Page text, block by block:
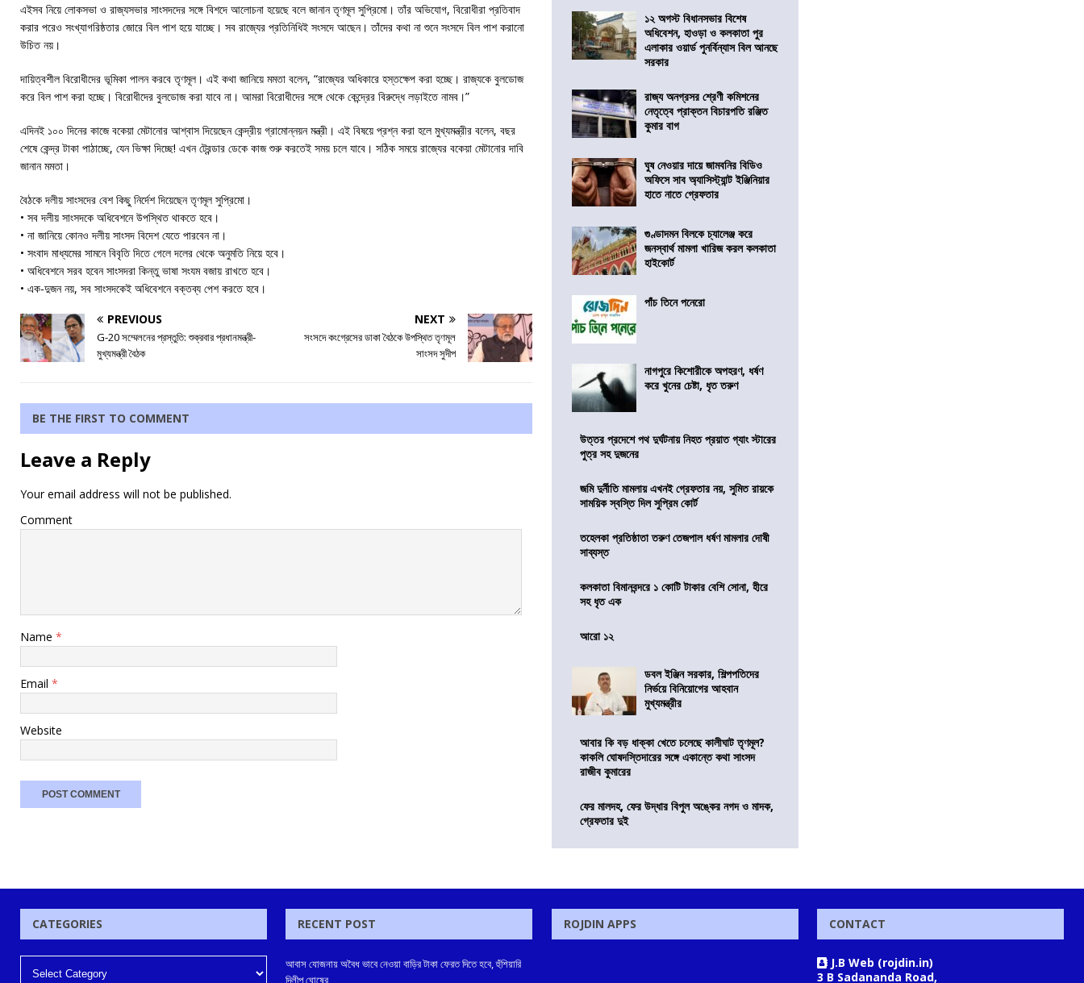
এইসব নিয়ে লোকসভা ও রাজ্যসভার সাংসদদের সঙ্গে বিশদে আলোচনা হয়েছে বলে জানান তৃণমূল সুপ্রিমো। তাঁর অভিযোগ, বিরোধীরা প্রতিবাদ
করার পরেও সংখ্যাগরিষ্ঠতার জোরে বিল পাশ হয়ে যাচ্ছে। সব রাজ্যের প্রতিনিধিই সংসদে আছেন। তাঁদের কথা না শুনে সংসদে বিল পাশ করানো
উচিত নয়।
দায়িত্বশীল বিরোধীদের ভূমিকা পালন করবে তৃণমূল। এই কথা জানিয়ে মমতা বলেন, “রাজ্যের অধিকারে হস্তক্ষেপ করা হচ্ছে। রাজ্যকে বুলডোজ
করে বিল পাশ করা হচ্ছে। বিরোধীদের বুলডোজ করা যাবে না। আমরা বিরোধীদের সঙ্গে থেকে কেন্দ্রের বিরুদ্ধে লড়াইতে নামব।”
এদিনই ১০০ দিনের কাজে বকেয়া মেটানোর আশ্বাস দিয়েছেন কেন্দ্রীয় গ্রামোন্নয়ন মন্ত্রী। এই বিষয়ে প্রশ্ন করা হলে মুখ্যমন্ত্রীর বলেন, বছর
শেষে কেন্দ্র টাকা পাঠাচ্ছে, যেন ভিক্ষা দিচ্ছে! এখন ট্রেন্ডার ডেকে কাজ শুরু করতেই সময় চলে যাবে। সঠিক সময়ে রাজ্যের বকেয়া মেটানোর দাবি
জানান মমতা।
বৈঠকে দলীয় সাংসদের বেশ কিছু নির্দেশ দিয়েছেন তৃণমূল সুপ্রিমো।
• সব দলীয় সাংসদকে অধিবেশনে উপস্থিত থাকতে হবে।
• না জানিয়ে কোনও দলীয় সাংসদ বিদেশ যেতে পারবেন না।
• সংবাদ মাধ্যমের সামনে বিবৃতি দিতে গেলে দলের থেকে অনুমতি নিয়ে হবে।
• অধিবেশনে সরব হবেন সাংসদরা কিন্তু ভাষা সংযম বজায় রাখতে হবে।
• এক-দুজন নয়, সব সাংসদকেই অধিবেশনে বক্তব্য পেশ করতে হবে।
PREVIOUS
G-20 সম্মেলনের প্রস্তুতি: শুক্রবার প্রধানমন্ত্রী-
মুখ্যমন্ত্রী বৈঠক
NEXT
সংসদে কংগ্রেসের ডাকা বৈঠকে উপস্থিত তৃণমূল
সাংসদ সুদীপ
BE THE FIRST TO COMMENT
Leave a Reply
Your email address will not be published.
Comment
Name *
Email *
Website
১২ অগস্ট বিধানসভার বিশেষ
অধিবেশন, হাওড়া ও কলকাতা পুর
এলাকার ওয়ার্ড পুনর্বিন্যাস বিল আনছে
সরকার
রাজ্য অনগ্রসর শ্রেণী কমিশনের
নেতৃত্বে প্রাক্তন বিচারপতি রঞ্জিত
কুমার বাগ
ঘুষ নেওয়ার দায়ে জামবনির বিডিও
অফিসে সাব অ্যাসিস্ট্যান্ট ইঞ্জিনিয়ার
হাতে নাতে গ্রেফতার
গুণ্ডাদমন বিলকে চ্যালেঞ্জ করে
জনস্বার্থ মামলা খারিজ করল কলকাতা
হাইকোর্ট
পাঁচ তিনে পনেরো
নাগপুরে কিশোরীকে অপহরণ, ধর্ষণ
করে খুনের চেষ্টা, ধৃত তরুণ
উত্তর প্রদেশে পথ দুর্ঘটনায় নিহত প্রয়াত গ্যাং স্টারের
পুত্র সহ দুজনের
জমি দুর্নীতি মামলায় এখনই গ্রেফতার নয়, সুমিত রায়কে
সাময়িক স্বস্তি দিল সুপ্রিম কোর্ট
তহেলকা প্রতিষ্ঠাতা তরুণ তেজপাল ধর্ষণ মামলার দোষী
সাব্যস্ত
কলকাতা বিমানবন্দরে ১ কোটি টাকার বেশি সোনা, হীরে
সহ ধৃত এক
আরো ১২
ডবল ইঞ্জিন সরকার, শিল্পপতিদের
নির্ভয়ে বিনিয়োগের আহবান
মুখ্যমন্ত্রীর
আবার কি বড় ধাক্কা খেতে চলেছে কালীঘাট তৃণমূল?
কাকলি ঘোষদস্তিদারের সঙ্গে একান্তে কথা সাংসদ
রাজীব কুমারের
ফের মালদহ, ফের উদ্ধার বিপুল অঙ্কের নগদ ও মাদক,
গ্রেফতার দুই
CATEGORIES RECENT POST
আবাস যোজনায় অবৈধ ভাবে নেওয়া বাড়ির টাকা ফেরত দিতে হবে, হুঁশিয়ারি
দিলীপ ঘোষের
ROJDIN APPS CONTACT
J.B Web (rojdin.in)
3 B Sadananda Road,